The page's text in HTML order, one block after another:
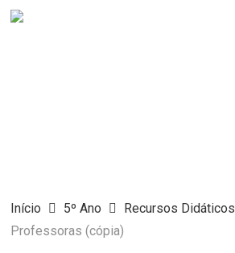
Skip
Início 5º Ano Recursos Didáticos
Professoras (cópia)